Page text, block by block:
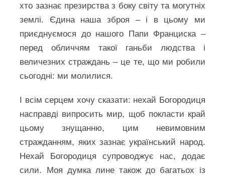
хто зазнає презирства з боку світу та могутніх
землі. Єдина наша зброя – і в цьому ми
приєднуємося до нашого Папи Франциска –
перед обличчям такої ганьби людства і
величезних страждань – це те, що ми робили
сьогодні: ми молилися.
І всім серцем хочу сказати: нехай Богородиця
насправді випросить мир, щоб покласти край
цьому знущанню, цим невимовним
стражданням, яких зазнає український народ.
Нехай Богородиця супроводжує нас, додає
сили. Моя думка лине також до багатьох із